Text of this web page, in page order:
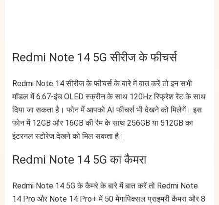
Redmi Note 14 5G सीरीज के फीचर्स
Redmi Note 14 सीरीज के फीचर्स के बारे में बात करें तो इन सभी
मॉडल में 6.67-इंच OLED स्क्रीन के साथ 120Hz रिफ्रेश रेट के साथ
दिया जा सकता है। फोन में आपको AI फीचर्स भी देखने को मिलेगें। इस
फोन में 12GB और 16GB की रैम के साथ 256GB या 512GB का
इंटरनल स्टोरेज देखने को मिल सकता है।
Redmi Note 14 5G का कैमरा
Redmi Note 14 5G के कैमरे के बारे में बात करें तो Redmi Note
14 Pro और Note 14 Pro+ में 50 मेगापिक्सल प्राइमरी कैमरा और 8